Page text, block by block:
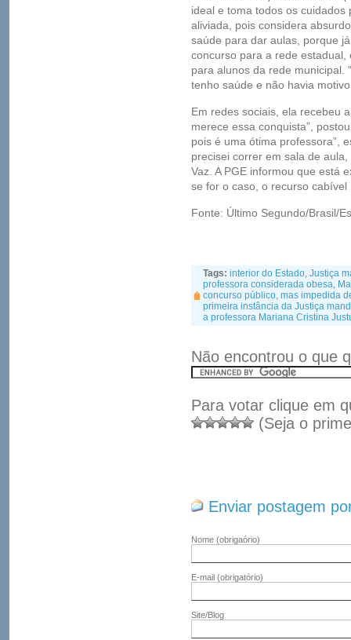
ideal e toma todos os
aliviada, pois considera
saúde para dar aulas, porque
concurso para a rede
para alunos da rede municipal.
tenho saúde e não havia
Em redes sociais, ela recebeu
merece essa conquista”,
pois é uma ótima professora”,
precisei correr em sala de
Vaz. A PGE informou que está
se for o caso, o recurso cabível
Fonte: Último Segundo/Brasil/
Tags: interior do Estado, Justiça
professora considerada obesa,
concurso público, mas impedida
primeira instância da Justiça
a professora Mariana Cristina
Não encontrou o que
Para votar clique em
(Seja o
Enviar postagem
Nome (obrigaório)
E-mail (obrigatório)
Site/Blog